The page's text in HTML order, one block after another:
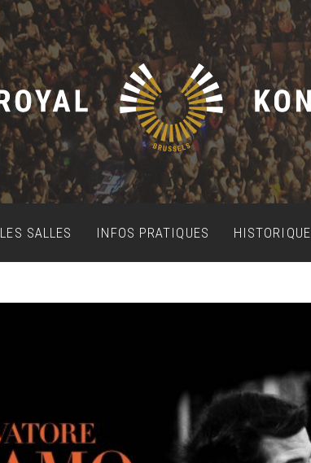
LES SALLES INFOS PRATIQUES HISTORIQUE